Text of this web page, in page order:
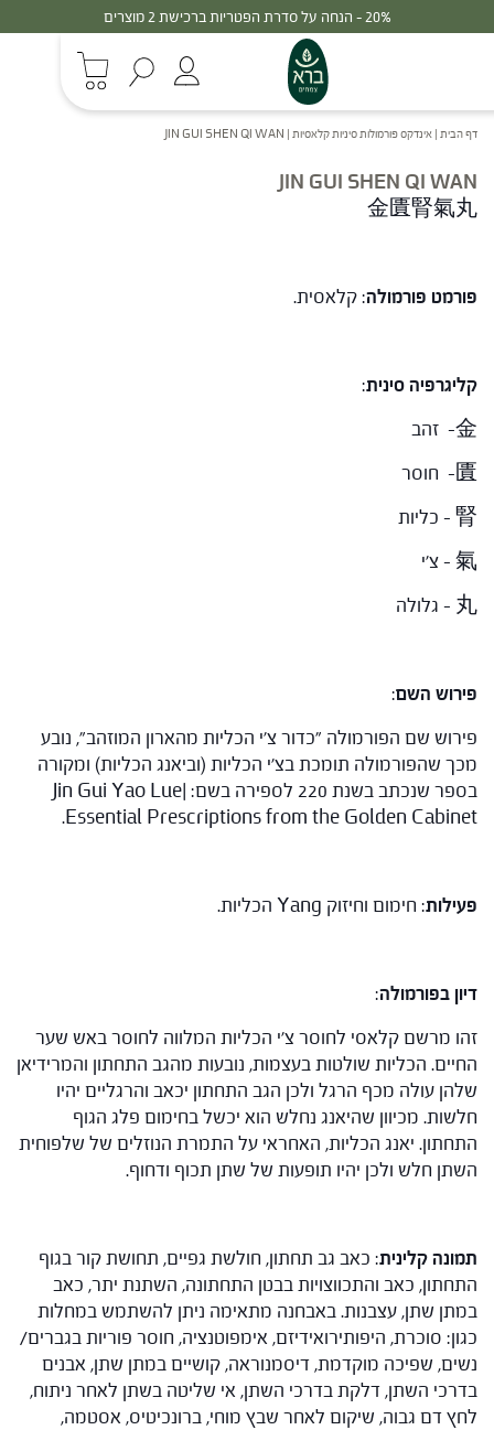
20% - הנחה על סדרת הפטריות ברכישת 2 מוצרים
דף הבית | אינדקס פורמולות סיניות קלאסיות |
JIN GUI SHEN QI WAN
JIN GUI SHEN QI WAN
金匱腎氣丸
פורמט פורמולה: קלאסית.
קליגרפיה סינית:
金- זהב
匱- חוסר
腎 – כליות
氣 – צ'י
丸 – גלולה
פירוש השם:
פירוש שם הפורמולה "כדור צ'י הכליות מהארון המוזהב", נובע
מכך שהפורמולה תומכת בצ'י הכליות (וביאנג הכליות) ומקורה
בספר שנכתב בשנת 220 לספירה בשם: Jin Gui Yao Lue|
Essential Prescriptions from the Golden Cabinet.
פעילות: חימום וחיזוק Yang הכליות.
דיון בפורמולה:
זהו מרשם קלאסי לחוסר צ'י הכליות המלווה לחוסר באש שער
החיים. הכליות שולטות בעצמות, נובעות מהגב התחתון והמרידיאן
שלהן עולה מכף הרגל ולכן הגב התחתון יכאב והרגליים יהיו
חלשות. מכיוון שהיאנג נחלש הוא יכשל בחימום פלג הגוף
התחתון. יאנג הכליות, האחראי על התמרת הנוזלים של שלפוחית
השתן חלש ולכן יהיו תופעות של שתן תכוף ודחוף.
תמונה קלינית: כאב גב תחתון, חולשת גפיים, תחושת קור בגוף
התחתון, כאב והתכווצויות בבטן התחתונה, השתנת יתר, כאב
במתן שתן, עצבנות. באבחנה מתאימה ניתן להשתמש במחלות
כגון: סוכרת, היפותירואידיזם, אימפוטנציה, חוסר פוריות בגברים/
נשים, שפיכה מוקדמת, דיסמנוראה, קושיים במתן שתן, אבנים
בדרכי השתן, דלקת בדרכי השתן, אי שליטה בשתן לאחר ניתוח,
לחץ דם גבוה, שיקום לאחר שבץ מוחי, ברונכיטיס, אסטמה,